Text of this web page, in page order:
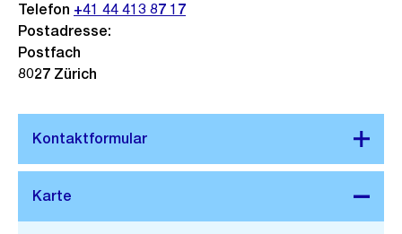
Stadtplan 3D
Telefon +41 44 413 87 17
Postadresse:
Postfach
8027 Zürich